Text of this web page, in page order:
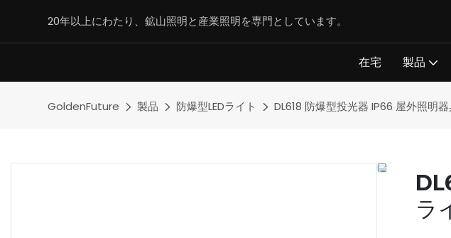
20年以上にわたり、鉱山照明と産業照明を専門としています。
在宅 製品
GoldenFuture 製品 防爆型LEDライト DL618 防爆型投光器 IP66 屋外照明
ラ